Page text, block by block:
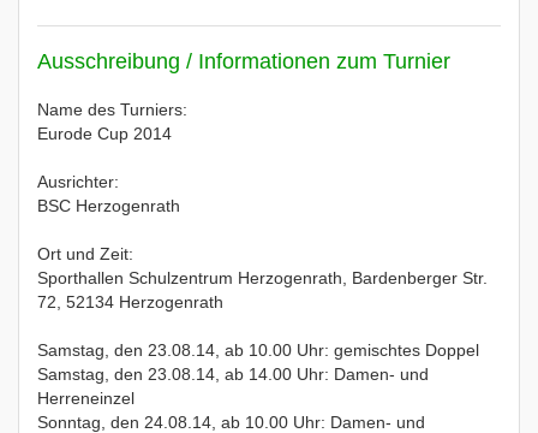
Ausschreibung / Informationen zum Turnier
Name des Turniers:
Eurode Cup 2014
Ausrichter:
BSC Herzogenrath
Ort und Zeit:
Sporthallen Schulzentrum Herzogenrath, Bardenberger Str.
72, 52134 Herzogenrath
Samstag, den 23.08.14, ab 10.00 Uhr: gemischtes Doppel
Samstag, den 23.08.14, ab 14.00 Uhr: Damen- und
Herreneinzel
Sonntag, den 24.08.14, ab 10.00 Uhr: Damen- und